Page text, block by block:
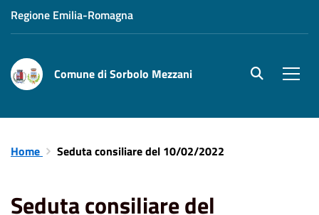
Regione Emilia-Romagna
Comune di Sorbolo Mezzani site.searc
Home Seduta consiliare del 10/02/2022
Seduta consiliare del